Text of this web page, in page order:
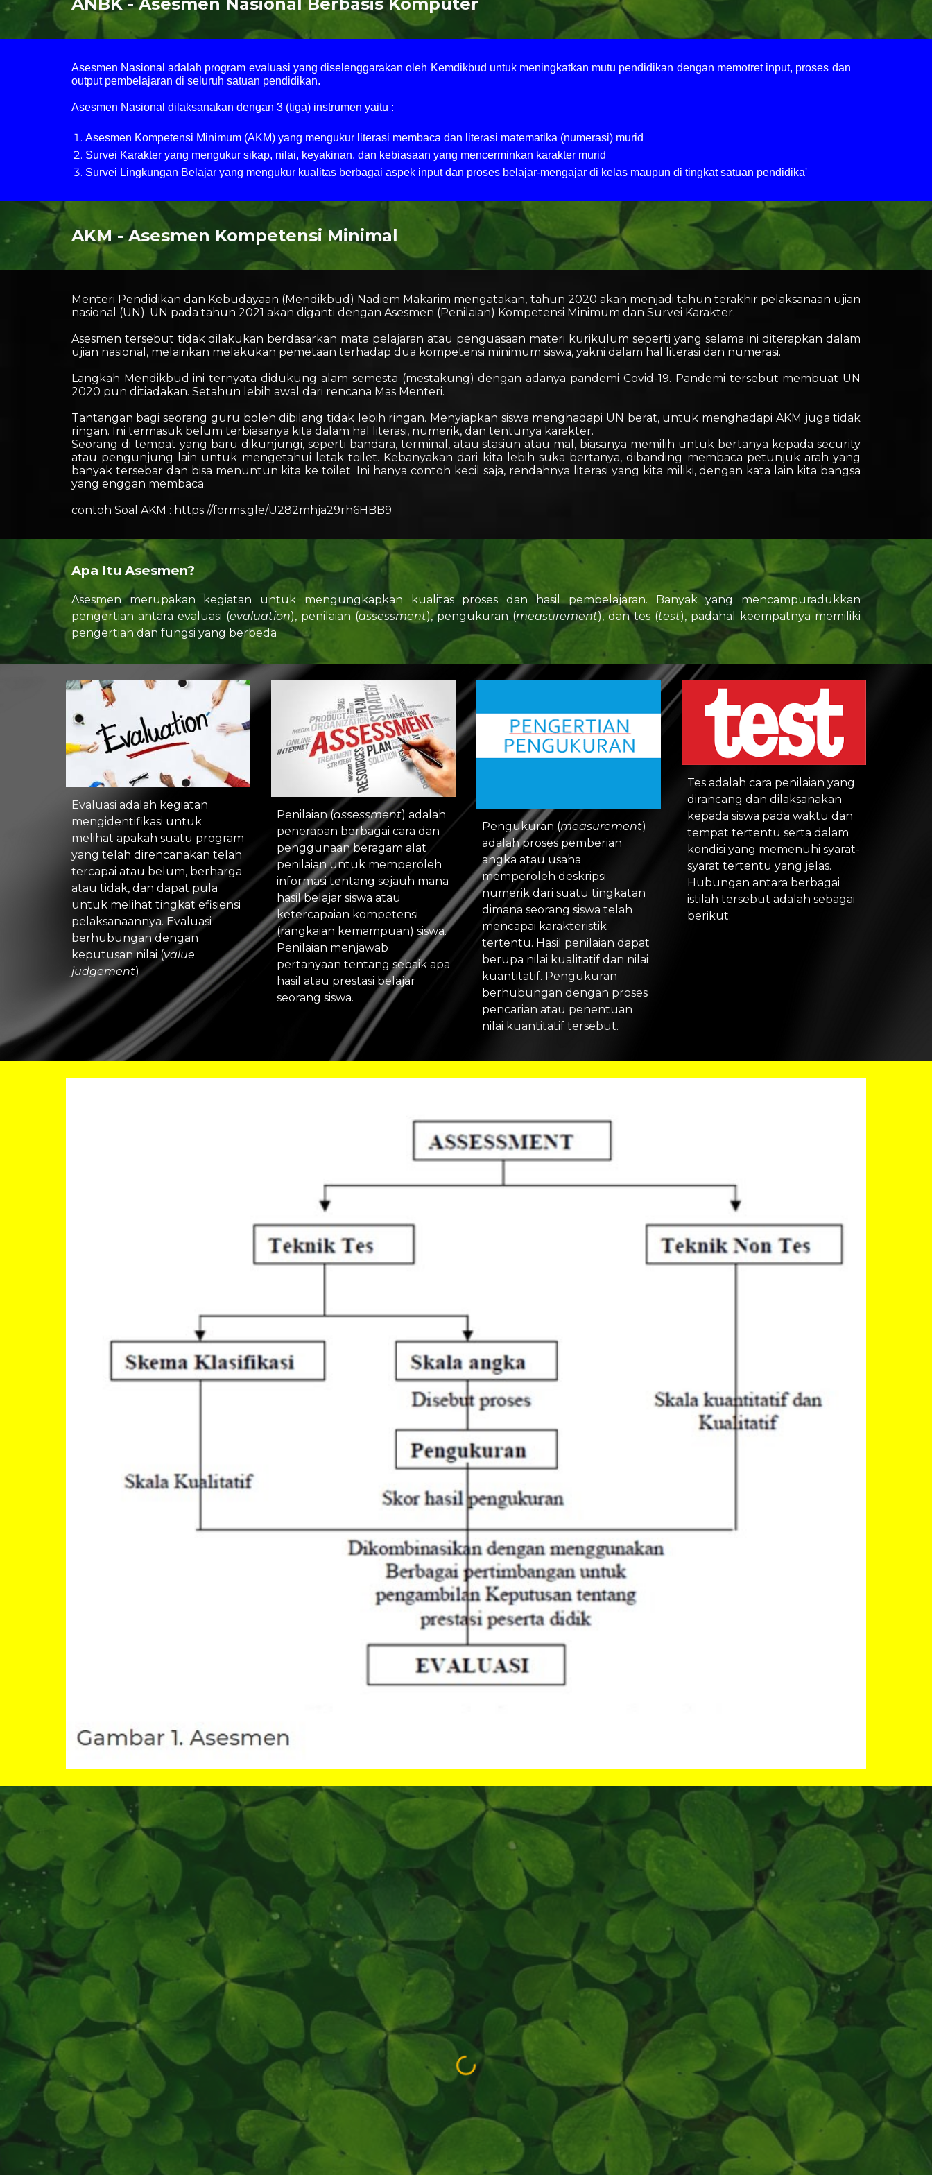
Asesmen Nasional adalah program evaluasi yang diselenggarakan oleh Kemdikbud untuk meningkatkan mutu pendidikan dengan memotret input, proses dan
output pembelajaran di seluruh satuan pendidikan.
Asesmen Nasional dilaksanakan dengan 3 (tiga) instrumen yaitu :
Asesmen Kompetensi Minimum (AKM) yang mengukur literasi membaca dan literasi matematika (numerasi) murid
Survei Karakter yang mengukur sikap, nilai, keyakinan, dan kebiasaan yang mencerminkan karakter murid
Survei Lingkungan Belajar yang mengukur kualitas berbagai aspek input dan proses belajar-mengajar di kelas maupun di tingkat satuan pendidika'
AKM - Asesmen Kompetensi Minimal
Menteri Pendidikan dan Kebudayaan (Mendikbud) Nadiem Makarim mengatakan, tahun 2020 akan menjadi tahun terakhir pelaksanaan ujian
nasional (UN). UN pada tahun 2021 akan diganti dengan Asesmen (Penilaian) Kompetensi Minimum dan Survei Karakter.
Asesmen tersebut tidak dilakukan berdasarkan mata pelajaran atau penguasaan materi kurikulum seperti yang selama ini diterapkan dalam
ujian nasional, melainkan melakukan pemetaan terhadap dua kompetensi minimum siswa, yakni dalam hal literasi dan numerasi.
Langkah Mendikbud ini ternyata didukung alam semesta (mestakung) dengan adanya pandemi Covid-19. Pandemi tersebut membuat UN
2020 pun ditiadakan. Setahun lebih awal dari rencana Mas Menteri.
Tantangan bagi seorang guru boleh dibilang tidak lebih ringan. Menyiapkan siswa menghadapi UN berat, untuk menghadapi AKM juga tidak
ringan. Ini termasuk belum terbiasanya kita dalam hal literasi, numerik, dan tentunya karakter.
Seorang di tempat yang baru dikunjungi, seperti bandara, terminal, atau stasiun atau mal, biasanya memilih untuk bertanya kepada security
atau pengunjung lain untuk mengetahui letak toilet. Kebanyakan dari kita lebih suka bertanya, dibanding membaca petunjuk arah yang
banyak tersebar dan bisa menuntun kita ke toilet. Ini hanya contoh kecil saja, rendahnya literasi yang kita miliki, dengan kata lain kita bangsa
yang enggan membaca.
contoh Soal AKM : https://forms.gle/U282mhja29rh6HBB9
Apa Itu Asesmen?
Asesmen merupakan kegiatan untuk mengungkapkan kualitas proses dan hasil pembelajaran. Banyak yang mencampuradukkan
pengertian antara evaluasi (evaluation), penilaian (assessment), pengukuran (measurement), dan tes (test), padahal keempatnya memiliki
pengertian dan fungsi yang berbeda
Evaluasi adalah kegiatan
mengidentifikasi untuk
melihat apakah suatu program
yang telah direncanakan telah
tercapai atau belum, berharga
atau tidak, dan dapat pula
untuk melihat tingkat efisiensi
pelaksanaannya. Evaluasi
berhubungan dengan
keputusan nilai (value
judgement)
Penilaian (assessment) adalah
penerapan berbagai cara dan
penggunaan beragam alat
penilaian untuk memperoleh
informasi tentang sejauh mana
hasil belajar siswa atau
ketercapaian kompetensi
(rangkaian kemampuan) siswa.
Penilaian menjawab
pertanyaan tentang sebaik apa
hasil atau prestasi belajar
seorang siswa.
Pengukuran (measurement)
adalah proses pemberian
angka atau usaha
memperoleh deskripsi
numerik dari suatu tingkatan
dimana seorang siswa telah
mencapai karakteristik
tertentu. Hasil penilaian dapat
berupa nilai kualitatif dan nilai
kuantitatif. Pengukuran
berhubungan dengan proses
pencarian atau penentuan
nilai kuantitatif tersebut.
Tes adalah cara penilaian yang
dirancang dan dilaksanakan
kepada siswa pada waktu dan
tempat tertentu serta dalam
kondisi yang memenuhi syarat-
syarat tertentu yang jelas.
Hubungan antara berbagai
istilah tersebut adalah sebagai
berikut.